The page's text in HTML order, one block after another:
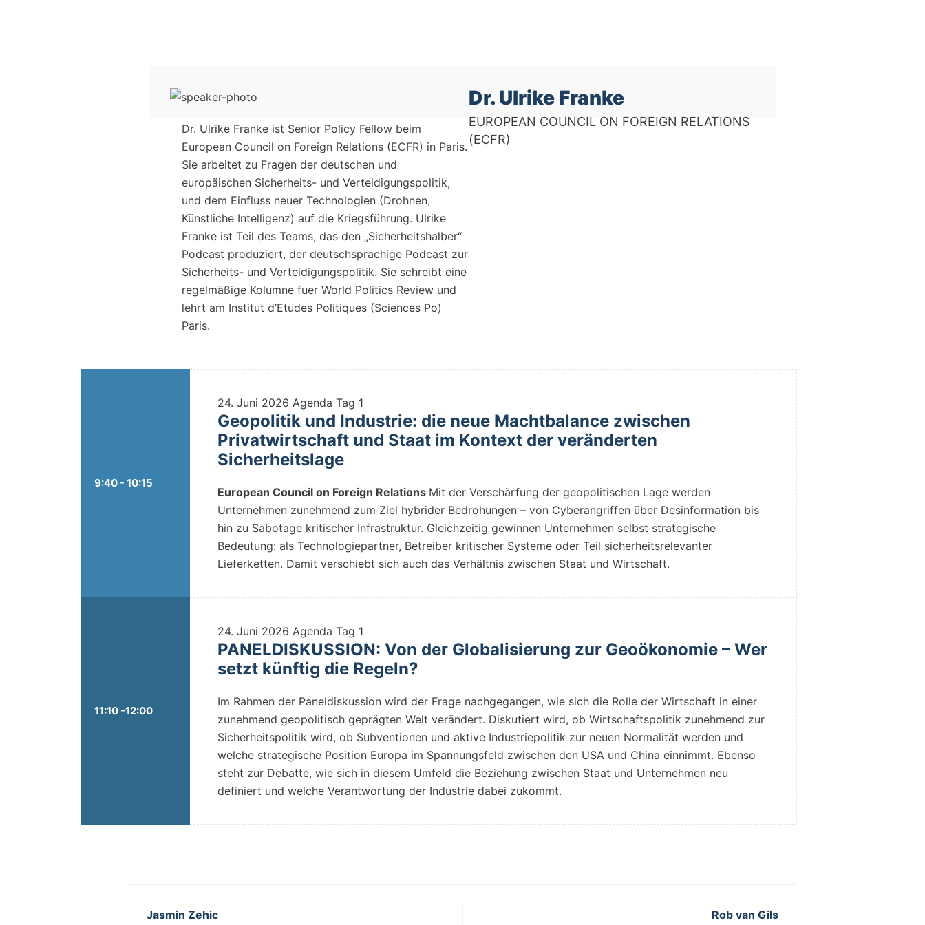
Dr. Ulrike Franke
EUROPEAN COUNCIL ON FOREIGN RELATIONS
(ECFR)
Dr. Ulrike Franke ist Senior Policy Fellow beim
European Council on Foreign Relations (ECFR) in Paris.
Sie arbeitet zu Fragen der deutschen und
europäischen Sicherheits- und Verteidigungspolitik,
und dem Einfluss neuer Technologien (Drohnen,
Künstliche Intelligenz) auf die Kriegsführung. Ulrike
Franke ist Teil des Teams, das den „Sicherheitshalber“
Podcast produziert, der deutschsprachige Podcast zur
Sicherheits- und Verteidigungspolitik. Sie schreibt eine
regelmäßige Kolumne fuer World Politics Review und
lehrt am Institut d’Etudes Politiques (Sciences Po)
Paris.
9:40 - 10:15
24. Juni 2026 Agenda Tag 1
Geopolitik und Industrie: die neue Machtbalance zwischen
Privatwirtschaft und Staat im Kontext der veränderten
Sicherheitslage
European Council on Foreign Relations Mit der Verschärfung der geopolitischen Lage werden
Unternehmen zunehmend zum Ziel hybrider Bedrohungen – von Cyberangriffen über Desinformation bis
hin zu Sabotage kritischer Infrastruktur. Gleichzeitig gewinnen Unternehmen selbst strategische
Bedeutung: als Technologiepartner, Betreiber kritischer Systeme oder Teil sicherheitsrelevanter
Lieferketten. Damit verschiebt sich auch das Verhältnis zwischen Staat und Wirtschaft.
11:10 -12:00
24. Juni 2026 Agenda Tag 1
PANELDISKUSSION: Von der Globalisierung zur Geoökonomie – Wer
setzt künftig die Regeln?
Im Rahmen der Paneldiskussion wird der Frage nachgegangen, wie sich die Rolle der Wirtschaft in einer
zunehmend geopolitisch geprägten Welt verändert. Diskutiert wird, ob Wirtschaftspolitik zunehmend zur
Sicherheitspolitik wird, ob Subventionen und aktive Industriepolitik zur neuen Normalität werden und
welche strategische Position Europa im Spannungsfeld zwischen den USA und China einnimmt. Ebenso
steht zur Debatte, wie sich in diesem Umfeld die Beziehung zwischen Staat und Unternehmen neu
definiert und welche Verantwortung der Industrie dabei zukommt.
Jasmin Zehic Rob van Gils